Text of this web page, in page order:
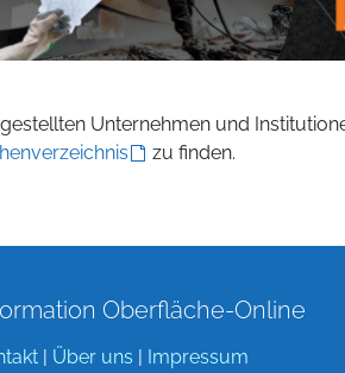
Unternehmen und
zu finden.
Oberfläche-Online
Über uns Impressum